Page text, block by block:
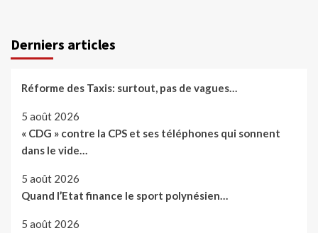
Derniers articles
Réforme des Taxis: surtout, pas de vagues…
5 août 2026
« CDG » contre la CPS et ses téléphones qui sonnent
dans le vide…
5 août 2026
Quand l’Etat finance le sport polynésien…
5 août 2026